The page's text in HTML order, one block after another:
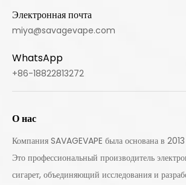
Электронная почта
miya@savagevape.com
WhatsApp
+86-18822813272
О нас
Компания SAVAGEVAPE была основана в 2013
Это профессиональный производитель
сигарет, объединяющий исследования и